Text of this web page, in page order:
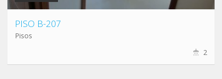
PISO B-207
Pisos
2